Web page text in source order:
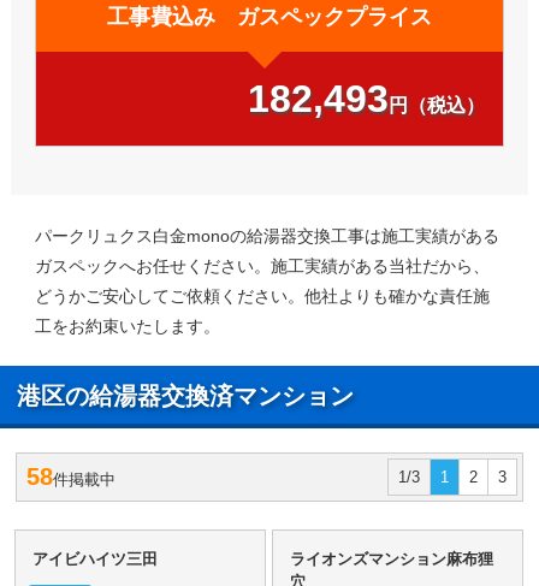
工事費込み ガスペックプライス
182,493円（税込）
パークリュクス白金monoの給湯器交換工事は施工実績がある
ガスペックへお任せください。施工実績がある当社だから、
どうかご安心してご依頼ください。他社よりも確かな責任施
工をお約束いたします。
港区の給湯器交換済マンション
58件掲載中 1/3 1 2 3
アイビハイツ三田
ライオンズマンション麻布狸
穴